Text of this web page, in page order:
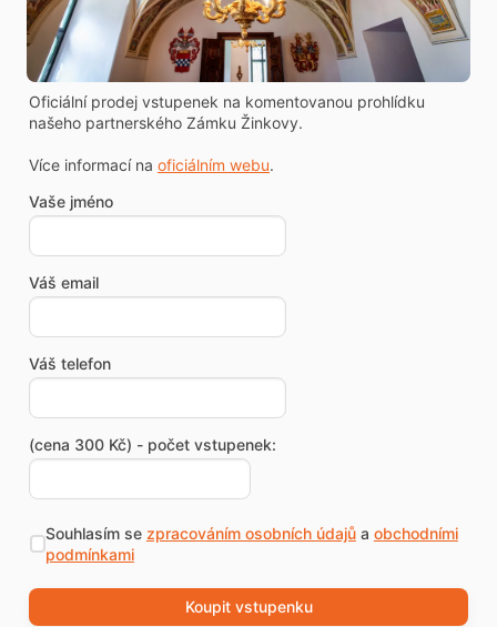
Oficiální prodej vstupenek na komentovanou prohlídku
našeho partnerského Zámku Žinkovy.
Více informací na oficiálním webu.
Vaše jméno
Váš email
Váš telefon
(cena 300 Kč) - počet vstupenek:
Souhlasím se zpracováním osobních údajůa obchodními
podmínkami
Koupit vstupenku